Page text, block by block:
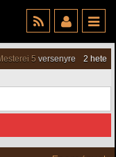
5 versenyre
2 hete